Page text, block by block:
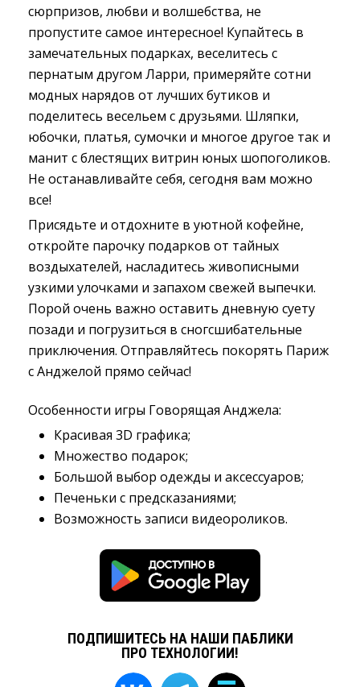
сюрпризов, любви и волшебства, не
пропустите самое интересное! Купайтесь в
замечательных подарках, веселитесь с
пернатым другом Ларри, примеряйте сотни
модных нарядов от лучших бутиков и
поделитесь весельем с друзьями. Шляпки,
юбочки, платья, сумочки и многое другое так и
манит с блестящих витрин юных шопоголиков.
Не останавливайте себя, сегодня вам можно
все!
Присядьте и отдохните в уютной кофейне,
откройте парочку подарков от тайных
воздыхателей, насладитесь живописными
узкими улочками и запахом свежей выпечки.
Порой очень важно оставить дневную суету
позади и погрузиться в сногсшибательные
приключения. Отправляйтесь покорять Париж
с Анджелой прямо сейчас!
Особенности игры Говорящая Анджела:
Красивая 3D графика;
Множество подарок;
Большой выбор одежды и аксессуаров;
Печеньки с предсказаниями;
Возможность записи видеороликов.
ПОДПИШИТЕСЬ НА НАШИ ПАБЛИКИ
ПРО ТЕХНОЛОГИИ!